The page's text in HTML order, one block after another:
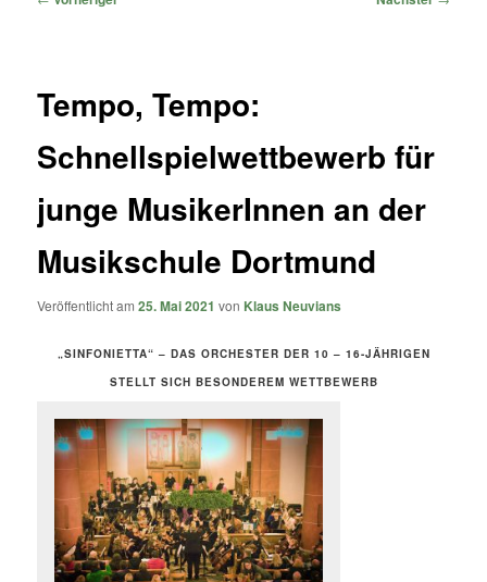
Tempo, Tempo:
Schnellspielwettbewerb für
junge MusikerInnen an der
Musikschule Dortmund
Veröffentlicht am25. Mai 2021 von Klaus Neuvians
„SINFONIETTA“ – DAS ORCHESTER DER 10 – 16-JÄHRIGEN
STELLT SICH BESONDEREM WETTBEWERB